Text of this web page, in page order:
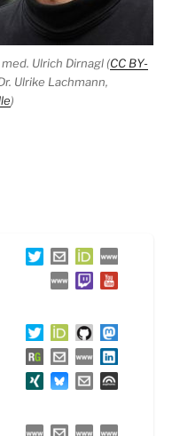
med. Ulrich Dirnagl (CC BY-
Ulrike Lachmann,
)